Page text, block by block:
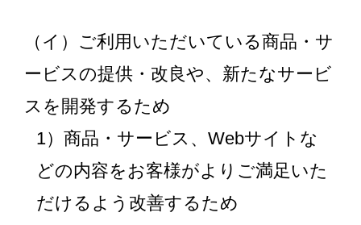
（イ）ご利用いただいている商品・サ
ービスの提供・改良や、新たなサービ
スを開発するため
1）商品・サービス、Webサイトな
どの内容をお客様がよりご満足いた
だけるよう改善するため